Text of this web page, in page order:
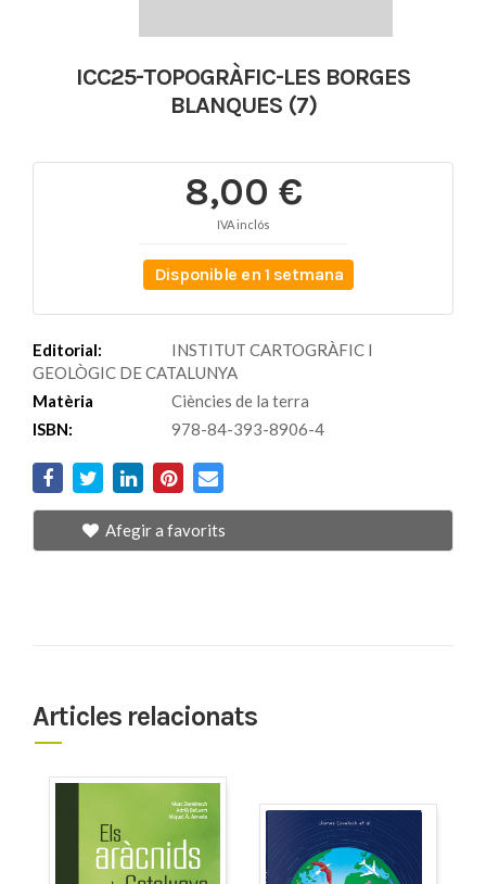
ICC25-TOPOGRÀFIC-LES BORGES
BLANQUES (7)
8,00 €
IVA inclós
Disponible en 1 setmana
Editorial:
INSTITUT CARTOGRÀFIC I
GEOLÒGIC DE CATALUNYA
Matèria
Ciències de la terra
ISBN:
978-84-393-8906-4
Afegir a favorits
Articles relacionats